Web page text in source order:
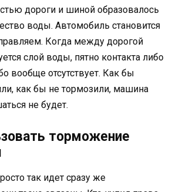
дороги и шиной образовалось
воды. Автомобиль становится
Когда между дорогой
слой воды, пятно контакта либо
вообще отсутствует. Как бы
как бы не тормозили, машина
не будет.
торможение
так идет сразу же